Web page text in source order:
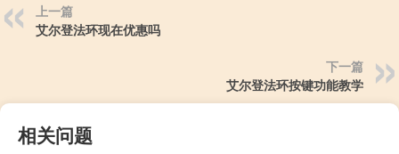
上一篇
艾尔登法环现在优惠吗
下一篇
艾尔登法环按键功能教学
相关问题